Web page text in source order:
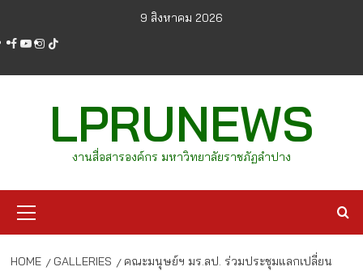
content
9 สิงหาคม 2026
facebook
youtube
instagram
tiktok
LPRUNEWS
งานสื่อสารองค์กร มหาวิทยาลัยราชภัฏลำปาง
Menu
HOME GALLERIES
คณะมนุษย์ฯ มร.ลป. ร่วมประชุมแลกเปลี่ยน